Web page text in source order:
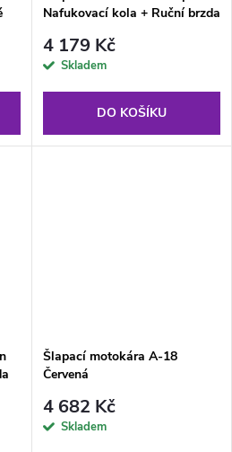
Nafukovací kola + Ruční brzda
4 179 Kč
Skladem
DO KOŠÍKU
Šlapací motokára A-18
Červená
4 682 Kč
Skladem